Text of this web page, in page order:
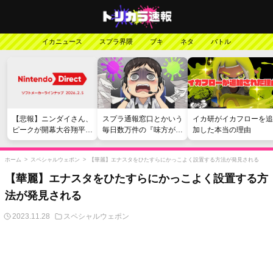
イカニュース スプラ界隈 ブキ ネタ バトル
【悲報】ニンダイさん、
ピークが開幕大谷翔平の
がっかりダイレクトだっ
たと言われてしまう
スプラ通報窓口とかいう
毎日数万件の『味方が弱
い』愚痴を読まされる苦
行
イカ研がイカフローを追
加した本当の理由
ホーム > スペシャルウェポン > 【華麗】エナスタをひたすらにかっこよく設置する方法が発見される
【華麗】エナスタをひたすらにかっこよく設置する方
法が発見される
2023.11.28 スペシャルウェポン